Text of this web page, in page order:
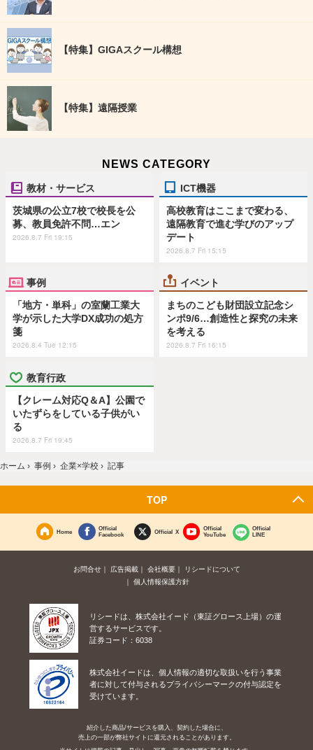
【特集】GIGAスクール構想
【特集】遠隔授業
NEWS CATEGORY
教材・サービス
茨城県の公立7校で校長を公
募、教員免許不問…エン
2026.8.7 Fri 19:15
ICT機器
高校教育はここまで変わる、
遠隔教育で進む学びのアップ
デート
2026.8.7 Fri 15:15
事例
「地方・単科」の室蘭工業大
学が示した大学DX成功の処方
箋
2026.8.4 Tue 12:15
イベント
まちのこども財団設立記念シ
ンポ9/6…創造性と探究の未来
を考える
2026.8.7 Fri 16:15
教育行政
【クレーム対応Q＆A】公園で
いたずらをしている子供がい
る
2026.8.7 Fri 19:45
ホーム › 事例 › 企業×学校 › 記事
TOP
Home
Official
Facebook
Official X
Official
YouTube
Official
LINE
お問合せ 広告掲載 会社概要
リシードについて
個人情報保護方針
リシードは、株式会社イード（東証グロース上場）の運
営するサービスです。
証券コード：6038
株式会社イードは、個人情報の適切な取扱いを行う事業
者に対して付与されるプライバシーマークの付与認定を
受けています。
紹介した商品/サービスを購入、契約した場合に、
売上の一部が弊社サイトに還元されることがあります。